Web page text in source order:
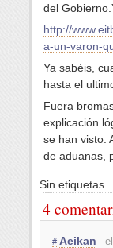
del
http://
a-un-varon-
Ya sabéis,
hasta el
Fuera
explicación
se han visto.
de aduanas,
Sin etiquetas
4
# Aeikan